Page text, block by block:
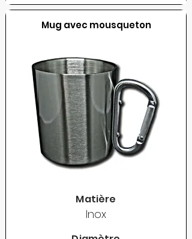
Mug avec mousqueton
Matière
Inox